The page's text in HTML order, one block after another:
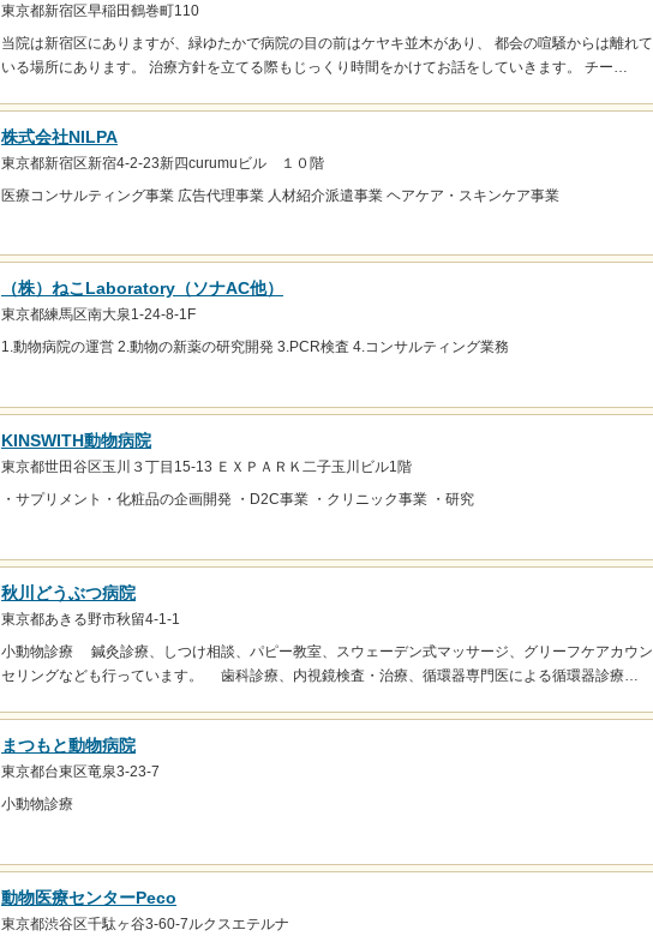
東京都新宿区早稲田鶴巻町110
当院は新宿区にありますが、緑ゆたかで病院の目の前はケヤキ並木があり、 都会の喧騒からは離れて
いる場所にあります。 治療方針を立てる際もじっくり時間をかけてお話をしていきます。 チー…
株式会社NILPA
東京都新宿区新宿4-2-23新四curumuビル １０階
医療コンサルティング事業 広告代理事業 人材紹介派遣事業 ヘアケア・スキンケア事業
（株）ねこLaboratory（ソナAC他）
東京都練馬区南大泉1-24-8-1F
1.動物病院の運営 2.動物の新薬の研究開発 3.PCR検査 4.コンサルティング業務
KINSWITH動物病院
東京都世田谷区玉川３丁目15-13 ＥＸＰＡＲＫ二子玉川ビル1階
・サプリメント・化粧品の企画開発 ・D2C事業 ・クリニック事業 ・研究
秋川どうぶつ病院
東京都あきる野市秋留4-1-1
小動物診療 鍼灸診療、しつけ相談、パピー教室、スウェーデン式マッサージ、グリーフケアカウン
セリングなども行っています。 歯科診療、内視鏡検査・治療、循環器専門医による循環器診療…
まつもと動物病院
東京都台東区竜泉3-23-7
小動物診療
動物医療センターPeco
東京都渋谷区千駄ヶ谷3-60-7ルクスエテルナ